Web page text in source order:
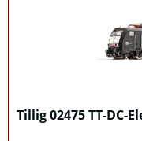
Tillig 02475 TT-DC-